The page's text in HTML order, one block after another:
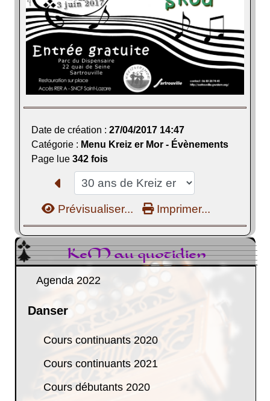
KeM au quotidien
Agenda 2022
Danser
Cours continuants 2020
Cours continuants 2021
Cours débutants 2020
Date de création : 27/04/2017 14:47
Catégorie : Menu Kreiz er Mor - Évènements
Page lue 342 fois
Prévisualiser... Imprimer...